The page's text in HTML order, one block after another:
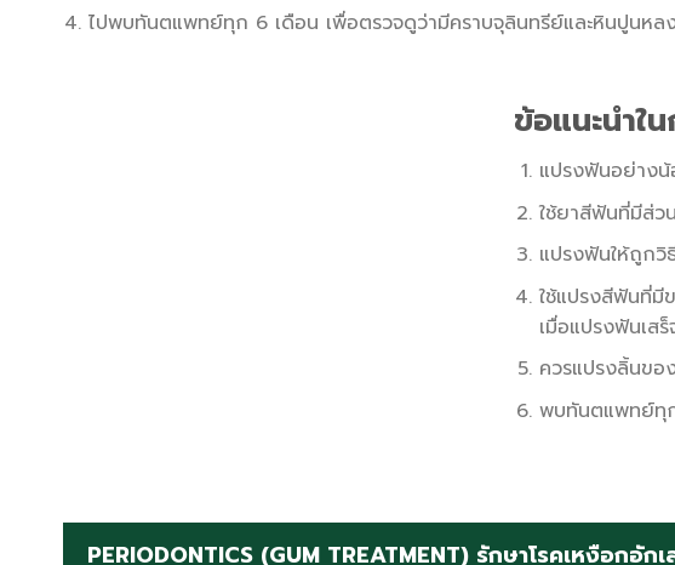
ไปพบทันตแพทย์ทุก 6 เดือน เพื่อตรวจดูว่ามีคราบจุลินทรีย์และหินปูนหลง
ข้อแนะนำใ
แปรงฟันอย่างน้
ใช้ยาสีฟันที่มีส่
แปรงฟันให้ถูกวิ
ใช้แปรงสีฟันที่มี
เมื่อแปรงฟันเส
ควรแปรงลิ้นข
พบทันตแพทย์ทุ
PERIODONTICS (GUM TREATMENT) รักษาโรคเหงือกอักเ